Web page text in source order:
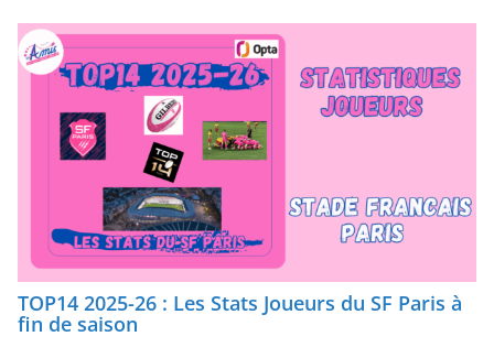
TOP14 2025-26 : Les Stats Joueurs du SF Paris à
fin de saison